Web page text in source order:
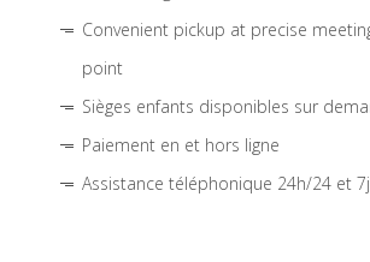
Convenient pickup at precise
point
Sièges enfants disponibles sur
Paiement en et hors ligne
Assistance téléphonique 24h/24 et